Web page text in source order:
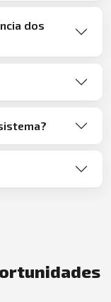
dos